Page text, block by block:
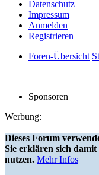
Datenschutz
Impressum
Anmelden
Registrieren
Foren-Übersicht
Sponsoren
Werbung:
Dieses Forum
Sie erklären sich damit
nutzen. Mehr Infos